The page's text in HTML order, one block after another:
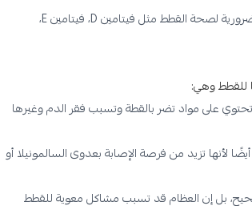
احرص على تقديم اكل قطط عمر شهرين غني بالفيتامينات والمعادن الضرورية لصحة القطط مثل فيتامين D، فيتامين E،
للقطط وهي:
على مواد تضر بالقطة وتسبب فقر الدم وغيرها
لأنها تزيد من فرصة الإصابة بعدوى السالمونيلا أو
بل إن العظام قد تسبب مشاكل معوية للقطط